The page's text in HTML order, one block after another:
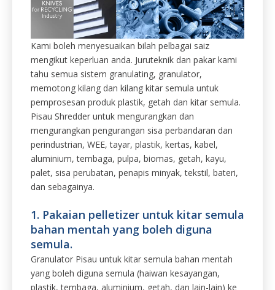
Kami boleh menyesuaikan bilah pelbagai saiz
mengikut keperluan anda. Juruteknik dan pakar kami
tahu semua sistem granulating, granulator,
memotong kilang dan kilang kitar semula untuk
pemprosesan produk plastik, getah dan kitar semula.
mengurangkan pengurangan sisa perbandaran dan
perindustrian, WEE, tayar, plastik, kertas, kabel,
aluminium, tembaga, pulpa, biomas, getah, kayu,
palet, sisa perubatan, penapis minyak, tekstil, bateri,
dan sebagainya.